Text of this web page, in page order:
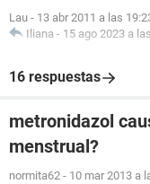
Lau - 13 abr 2011 a las
Iliana - 15 ago 2023 a
16 respuestas
metronidazol
menstrual?
normita62 - 10 mar 2013 a